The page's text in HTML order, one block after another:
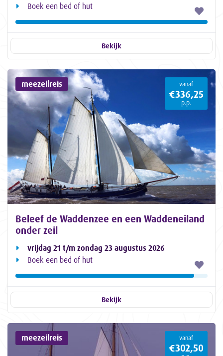
Boek een bed of hut
Bekijk
meezeilreis vanaf
€336,25
p.p.
Beleef de Waddenzee en een Waddeneiland
onder zeil
vrijdag 21 t/m zondag 23 augustus 2026
Boek een bed of hut
Bekijk
meezeilreis vanaf
€302,50